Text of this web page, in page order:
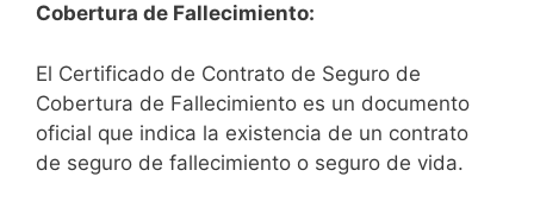
Cobertura de Fallecimiento:
El Certificado de Contrato de Seguro de
Cobertura de Fallecimiento es un documento
oficial que indica la existencia de un contrato
de seguro de fallecimiento o seguro de vida.